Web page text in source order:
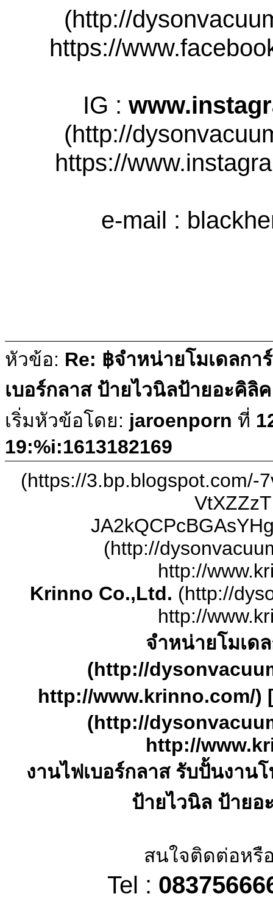
(http://
https://
IG :
(http://
https://
e-mail :
หัวข้อ: Re: ฿จำหน่ายโมเดลก
เบอร์กลาส ป้ายไวนิลป้ายอะคิลิ
เริ่มหัวข้อโดย: jaroenporn ที่
19:%i:1613182169
(https://3.bp.blogspot.com/-
(http://
http://
Krinno Co.,Ltd. (http://
http://
จำหน่ายโมเด
(http://
http://www.krinno.com/)
(http://
http://
งานไฟเบอร์กลาส รับปั้นงาน
ป้ายไวนิล ป้ายอ
สนใจติดต่อหรื
Tel :